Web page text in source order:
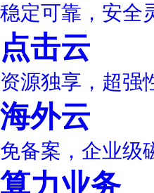
稳定可靠，安全
点击云
资源独享，超强
海外云
免备案，企业级
算力业务